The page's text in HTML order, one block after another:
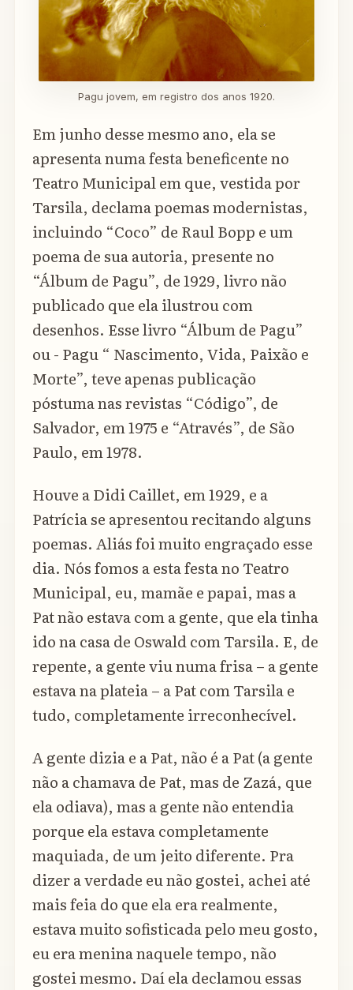
Pagu jovem, em registro dos anos 1920.
Em junho desse mesmo ano, ela se
apresenta numa festa beneficente no
Teatro Municipal em que, vestida por
Tarsila, declama poemas modernistas,
incluindo “Coco” de Raul Bopp e um
poema de sua autoria, presente no
“Álbum de Pagu”, de 1929, livro não
publicado que ela ilustrou com
desenhos. Esse livro “Álbum de Pagu”
ou - Pagu “ Nascimento, Vida, Paixão e
Morte”, teve apenas publicação
póstuma nas revistas “Código”, de
Salvador, em 1975 e “Através”, de São
Paulo, em 1978.
Houve a Didi Caillet, em 1929, e a
Patrícia se apresentou recitando alguns
poemas. Aliás foi muito engraçado esse
dia. Nós fomos a esta festa no Teatro
Municipal, eu, mamãe e papai, mas a
Pat não estava com a gente, que ela tinha
ido na casa de Oswald com Tarsila. E, de
repente, a gente viu numa frisa – a gente
estava na plateia – a Pat com Tarsila e
tudo, completamente irreconhecível.
A gente dizia e a Pat, não é a Pat (a gente
não a chamava de Pat, mas de Zazá, que
ela odiava), mas a gente não entendia
porque ela estava completamente
maquiada, de um jeito diferente. Pra
dizer a verdade eu não gostei, achei até
mais feia do que ela era realmente,
estava muito sofisticada pelo meu gosto,
eu era menina naquele tempo, não
gostei mesmo. Daí ela declamou essas